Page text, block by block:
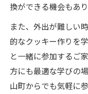
換ができる機会もあ
また、外出が難しい
的なクッキー作りを
と一緒に参加するご
方にも最適な学びの
山町からでも気軽に